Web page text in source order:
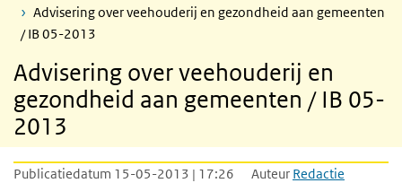
Advisering over veehouderij en gezondheid aan gemeenten
/ IB 05-2013
Advisering over veehouderij en
gezondheid aan gemeenten / IB 05-
2013
Publicatiedatum 15-05-2013 | 17:26 Auteur Redactie